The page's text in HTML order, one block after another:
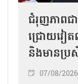
ជំរុញភាពជ
ជ្រោយវៀត
និងមានប្រ
07/08/2026